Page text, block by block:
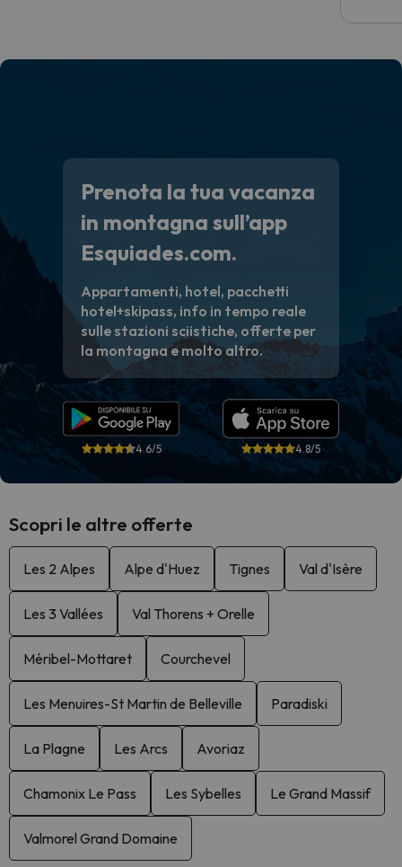
Prenota la tua vacanza
in montagna sull’app
Esquiades.com.
Appartamenti, hotel, pacchetti
hotel+skipass, info in tempo reale
sulle stazioni sciistiche, offerte per
la montagna e molto altro.
4.6/5 4.8/5
Scopri le altre offerte
Les 2 Alpes Alpe d'Huez Tignes Val d'Isère
Les 3 Vallées Val Thorens + Orelle
Méribel-Mottaret Courchevel
Les Menuires-St Martin de Belleville Paradiski
La Plagne Les Arcs Avoriaz
Chamonix Le Pass Les Sybelles Le Grand Massif
Valmorel Grand Domaine